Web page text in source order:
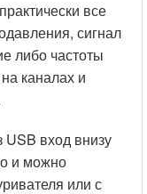
все
сигнал
либо частоты
каналах и
USB вход внизу
и можно
или с
Вт
по ценам